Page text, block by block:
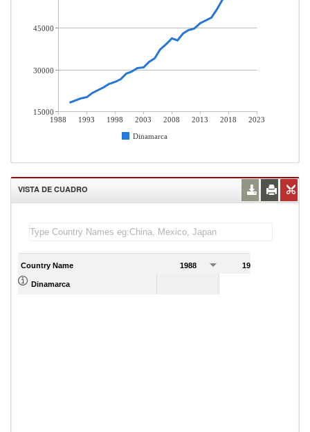
1988 1993 1998 2003 2008 2013 2018
2023
Dinamarca
45000
30000
15000
VISTA DE CUADRO
Country Name 1988 1989
Dinamarca